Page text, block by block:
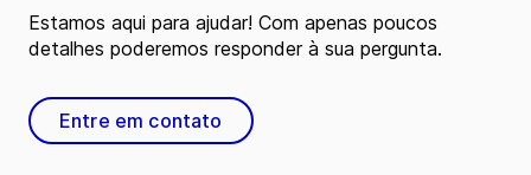
Estamos aqui para ajudar! Com apenas poucos
detalhes poderemos responder à sua pergunta.
Entre em contato